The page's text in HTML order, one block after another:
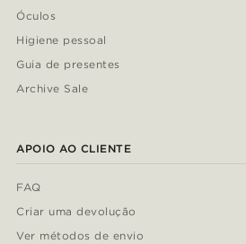
Óculos
Higiene pessoal
Guia de presentes
Archive Sale
APOIO AO CLIENTE
FAQ
Criar uma devolução
Ver métodos de envio